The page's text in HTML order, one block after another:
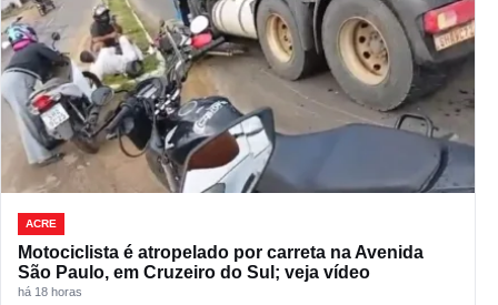
ACRE
Motociclista é atropelado por carreta na Avenida
São Paulo, em Cruzeiro do Sul; veja vídeo
há 18 horas